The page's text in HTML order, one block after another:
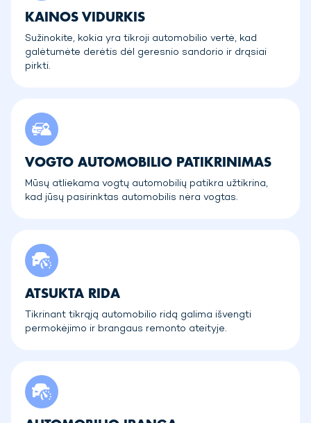
KAINOS VIDURKIS
Sužinokite, kokia yra tikroji automobilio vertė, kad
galėtumėte derėtis dėl geresnio sandorio ir drąsiai
pirkti.
VOGTO AUTOMOBILIO PATIKRINIMAS
Mūsų atliekama vogtų automobilių patikra užtikrina,
kad jūsų pasirinktas automobilis nėra vogtas.
ATSUKTA RIDA
Tikrinant tikrąją automobilio ridą galima išvengti
permokėjimo ir brangaus remonto ateityje.